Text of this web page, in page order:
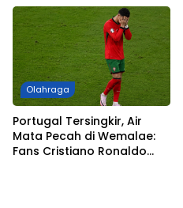
Olahraga
Portugal Tersingkir, Air
Mata Pecah di Wemalae:
Fans Cristiano Ronaldo